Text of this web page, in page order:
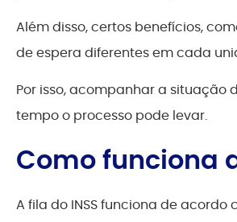
Além disso, certos benefícios,
de espera diferentes em cada
Por isso, acompanhar a
tempo o processo pode levar.
Como funciona
A fila do INSS funciona de